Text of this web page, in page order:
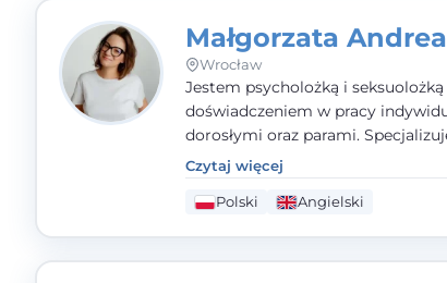
Małgorzata
Wrocław
Jestem psycholożką i
doświadczeniem w pracy
dorosłymi oraz parami.
seksualnego, żałoby, kryzysów
zawodowego. Pracuję w języku
podejściu humanistycznym,
Czytaj więcej
Polski Angielski